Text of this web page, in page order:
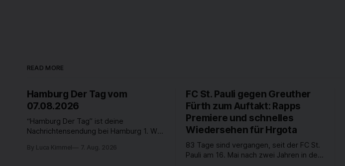
READ MORE
Hamburg Der Tag vom
07.08.2026
“Hamburg Der Tag” ist deine
Nachrichtensendung bei Hamburg 1. Was
beschäftigt die Hamburgerinnen und
By Luca Kimmel 7. Aug. 2026
FC St. Pauli gegen Greuther
Fürth zum Auftakt: Rapps
Premiere und schnelles
Wiedersehen für Hrgota
83 Tage sind vergangen, seit der FC St.
Pauli am 16. Mai nach zwei Jahren in der